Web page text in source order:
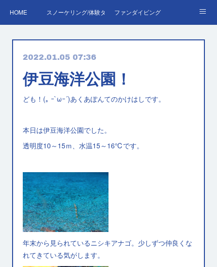
HOME スノーケリング/体験ダイビングファンダイビング
ダイビング・スキルアップレッスン｜プールで安心練習
AOW
プロへの第一歩！ダイブマスターご予約・お問い合わせ
2022.01.05 07:36
伊豆海洋公園！
ども！(｡ ｰ`ωｰ´)あくあぽんてのかけはしです。
本日は伊豆海洋公園でした。
透明度10～15ｍ、水温15～16℃です。
年末から見られているニシキアナゴ。少しずつ仲良くな
れてきている気がします。